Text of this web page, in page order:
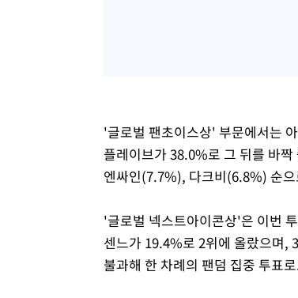
'글로벌 팬초이스상' 부문에서는
플레이브가 38.0%로 그 뒤를 바
엔싸인(7.7%), 다크비(6.8%) 순
'글로벌 넥스트아이콘상'은 이번
센느가 19.4%로 2위에 올랐으며,
불과해 한 차례의 팬덤 집중 투표